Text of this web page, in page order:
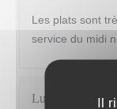
Il
Les plats sont
service du midi
Lucita